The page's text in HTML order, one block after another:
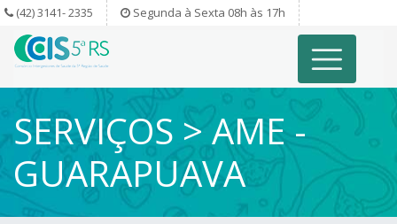
(42) 3141- 2335 Segunda à Sexta 08h às 17h
SERVIÇOS > AME -
GUARAPUAVA